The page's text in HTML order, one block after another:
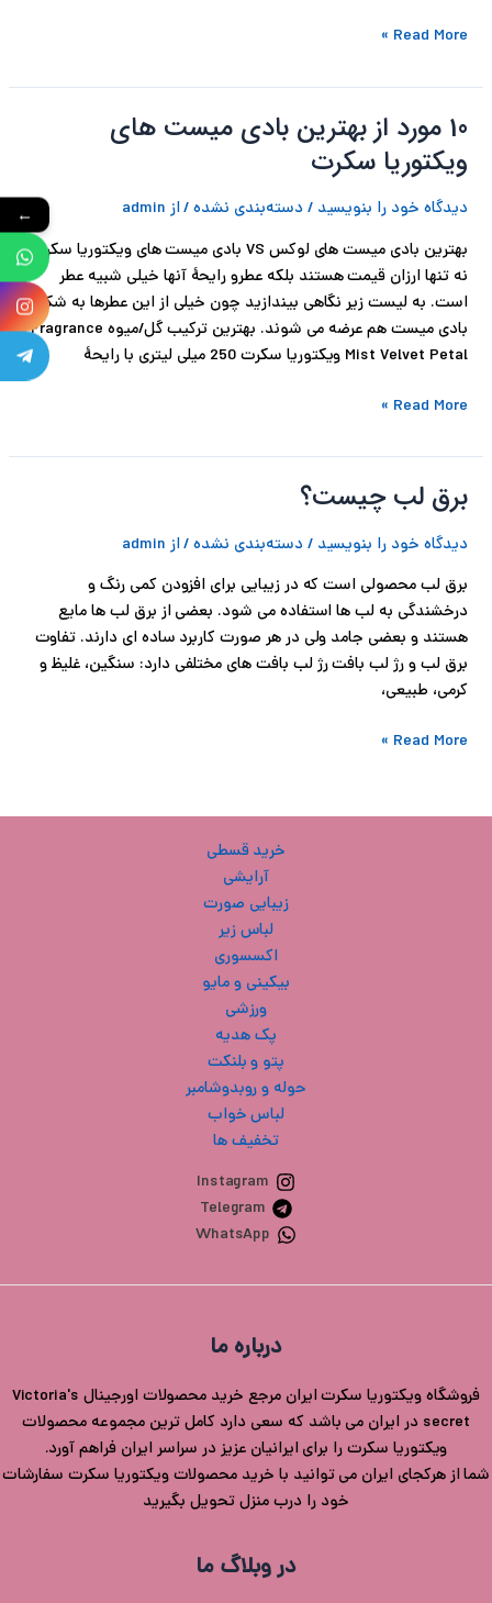
Read More »
10 مورد از بهترین بادی میست های
ویکتوریا سکرت
دیدگاه‌ خود را بنویسید /دسته‌بندی نشده/ از admin
بهترین بادی میست های لوکس VS بادی میست های ویکتوریا سکرت
نه تنها ارزان قیمت هستند بلکه عطرو رایحۀ آنها خیلی شبیه عطر
است. به لیست زیر نگاهی بیندازید چون خیلی از این عطرها به شکل
بادی میست هم عرضه می شوند. بهترین ترکیب گل/میوه Fragrance
Mist Velvet Petal ویکتوریا سکرت 250 میلی لیتری با رایحۀ
10
مورد
از
بهترین
میست
های
ویکتوریا
سکرت
Read More »
برق لب چیست؟
دیدگاه‌ خود را بنویسید /دسته‌بندی نشده/ از admin
برق لب محصولی است که در زیبایی برای افزودن کمی رنگ و
درخشندگی به لب ها استفاده می شود. بعضی از برق لب ها مایع
هستند و بعضی جامد ولی در هر صورت کاربرد ساده ای دارند. تفاوت
برق لب و رژ لب بافت رژ لب بافت های مختلفی دارد: سنگین، غلیظ و
کرمی، طبیعی،
برق
لب
چیست؟
Read More »
خرید قسطی
آرایشی
زیبایی صورت
لباس زیر
اکسسوری
بیکینی و مایو
ورزشی
پک هدیه
پتو و بلنکت
حوله و روبدوشامبر
لباس خواب
تخفیف ها
Instagram
Telegram
WhatsApp
درباره ما
فروشگاه ویکتوریا سکرت ایران مرجع خرید محصولات اورجینال Victoria's
secret در ایران می باشد که سعی دارد کامل ترین مجموعه محصولات
ویکتوریا سکرت را برای ایرانیان عزیز در سراسر ایران فراهم آورد.
شما از هرکجای ایران می توانید با خرید محصولات ویکتوریا سکرت سفارشات
خود را درب منزل تحویل بگیرید
در وبلاگ ما
←